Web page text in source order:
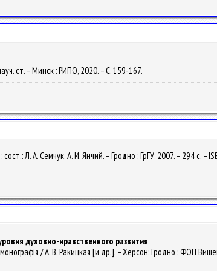
ст. – Минск : РИПО, 2020. – С. 159-167.
Л. А. Семчук, А. И. Янчий. – Гродно : ГрГУ, 2007. – 294 с. –
духовно-нравственного развития
/ А. В. Ракицкая [и др.]. – Херсон; Гродно : ФОП